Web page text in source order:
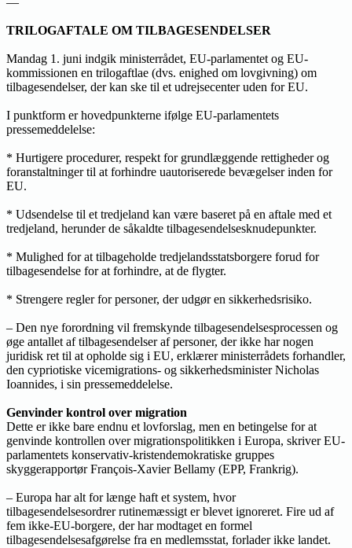
TRILOGAFTALE OM TILBAGESENDELSER
Mandag 1. juni indgik ministerrådet, EU-parlamentet og EU-
kommissionen en trilogaftlae (dvs. enighed om lovgivning) om
tilbagesendelser, der kan ske til et udrejsecenter uden for EU.
I punktform er hovedpunkterne ifølge EU-parlamentets
pressemeddelelse:
* Hurtigere procedurer, respekt for grundlæggende rettigheder og
foranstaltninger til at forhindre uautoriserede bevægelser inden for
EU.
* Udsendelse til et tredjeland kan være baseret på en aftale med et
tredjeland, herunder de såkaldte tilbagesendelsesknudepunkter.
* Mulighed for at tilbageholde tredjelandsstatsborgere forud for
tilbagesendelse for at forhindre, at de flygter.
* Strengere regler for personer, der udgør en sikkerhedsrisiko.
– Den nye forordning vil fremskynde tilbagesendelsesprocessen og
øge antallet af tilbagesendelser af personer, der ikke har nogen
juridisk ret til at opholde sig i EU, erklærer ministerrådets forhandler,
den cypriotiske vicemigrations- og sikkerhedsminister Nicholas
Ioannides, i sin pressemeddelelse.
Genvinder kontrol over migration
Dette er ikke bare endnu et lovforslag, men en betingelse for at
genvinde kontrollen over migrationspolitikken i Europa, skriver EU-
parlamentets konservativ-kristendemokratiske gruppes
skyggerapportør François-Xavier Bellamy (EPP, Frankrig).
– Europa har alt for længe haft et system, hvor
tilbagesendelsesordrer rutinemæssigt er blevet ignoreret. Fire ud af
fem ikke-EU-borgere, der har modtaget en formel
tilbagesendelsesafgørelse fra en medlemsstat, forlader ikke landet.